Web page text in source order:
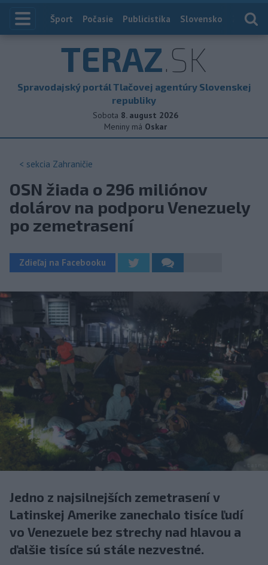
Index
Šport Počasie Publicistika Slovensko
TERAZ.SK
Spravodajský portál Tlačovej agentúry Slovenskej
republiky
Sobota 8. august 2026
Meniny má Oskar
< sekcia Zahraničie
OSN žiada o 296 miliónov
dolárov na podporu Venezuely
po zemetrasení
Zdieľaj na Facebooku
Jedno z najsilnejších zemetrasení v
Latinskej Amerike zanechalo tisíce ľudí
vo Venezuele bez strechy nad hlavou a
ďalšie tisíce sú stále nezvestné.